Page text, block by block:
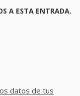
A ESTA ENTRADA.
datos de tus